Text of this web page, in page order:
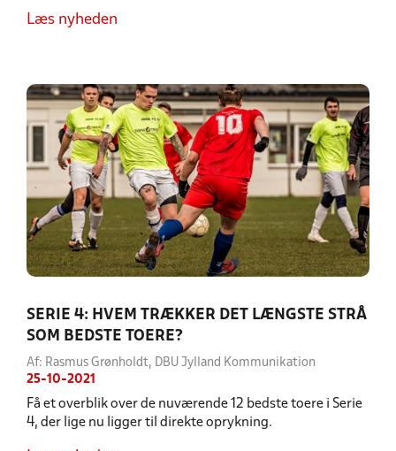
Læs nyheden
SERIE 4: HVEM TRÆKKER DET LÆNGSTE STRÅ
SOM BEDSTE TOERE?
Af: Rasmus Grønholdt, DBU Jylland Kommunikation
25-10-2021
Få et overblik over de nuværende 12 bedste toere i Serie
4, der lige nu ligger til direkte oprykning.